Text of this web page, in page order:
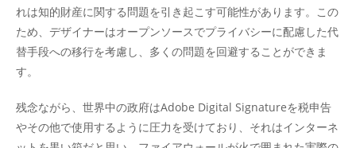
れは知的財産に関する問題を引き起こす可能性があります。この
ため、デザイナーはオープンソースでプライバシーに配慮した代
替手段への移行を考慮し、多くの問題を回避することができま
す。
残念ながら、世界中の政府はAdobe Digital Signatureを税申告
やその他で使用するように圧力を受けており、それはインターネ